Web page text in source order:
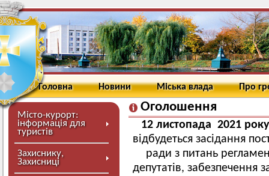
Головна Новини Міська влада Про
Місто-курорт:
інформація для
туристів
Захиснику,
Захисниці
Оголошення
12 листопада 2021
відбудеться засідання
ради з питань
депутатів, забезпечення